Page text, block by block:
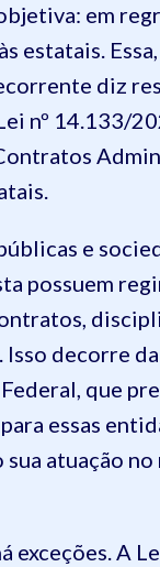
em
estatais.
diz
nº 14.133/
e
possuem
decorre
que
essas
atuação no
exceções. A